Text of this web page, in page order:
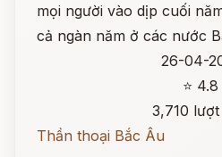
mọi người vào dịp cuối
cả ngàn năm ở các nước
26-04-
⭐ 4.8
3,710
Thần thoại Bắc Âu